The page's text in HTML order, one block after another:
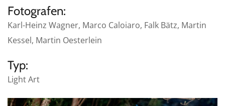
Fotografen:
Karl-Heinz Wagner, Marco Caloiaro, Falk Bätz, Martin
Kessel, Martin Oesterlein
Typ:
Light Art